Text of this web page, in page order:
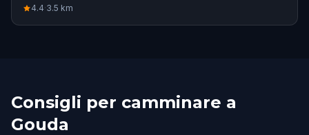
4.4·3.5 km
Consigli per camminare a
Gouda